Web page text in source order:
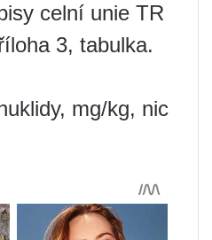
celní unie TR
3, tabulka.
mg/kg, nic